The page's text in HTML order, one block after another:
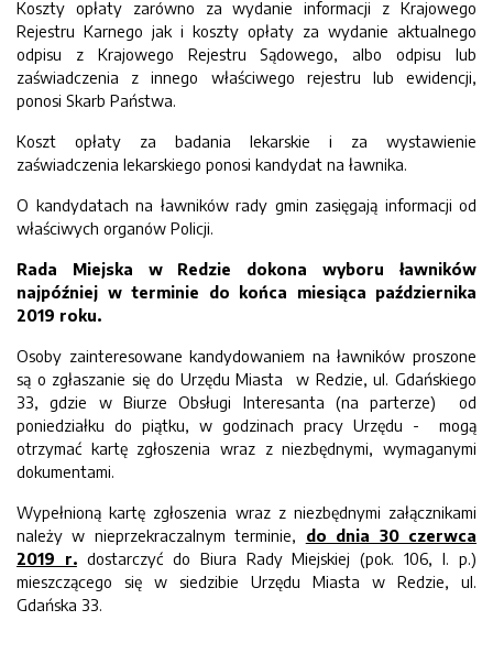
Koszty opłaty zarówno za wydanie informacji z Krajowego
Rejestru Karnego jak i koszty opłaty za wydanie aktualnego
odpisu z Krajowego Rejestru Sądowego, albo odpisu lub
zaświadczenia z innego właściwego rejestru lub ewidencji,
ponosi Skarb Państwa.
Koszt opłaty za badania lekarskie i za wystawienie
zaświadczenia lekarskiego ponosi kandydat na ławnika.
O kandydatach na ławników rady gmin zasięgają informacji od
właściwych organów Policji.
Rada Miejska w Redzie dokona wyboru ławników
najpóźniej w terminie do końca miesiąca października
2019 roku.
Osoby zainteresowane kandydowaniem na ławników proszone
są o zgłaszanie się do Urzędu Miasta w Redzie, ul. Gdańskiego
33, gdzie w Biurze Obsługi Interesanta (na parterze) od
poniedziałku do piątku, w godzinach pracy Urzędu - mogą
otrzymać kartę zgłoszenia wraz z niezbędnymi, wymaganymi
dokumentami.
Wypełnioną kartę zgłoszenia wraz z niezbędnymi załącznikami
należy w nieprzekraczalnym terminie, do dnia 30 czerwca
2019 r. dostarczyć do Biura Rady Miejskiej (pok. 106, I. p.)
mieszczącego się w siedzibie Urzędu Miasta w Redzie, ul.
Gdańska 33.